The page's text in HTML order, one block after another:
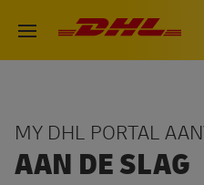
Open menu
AAN DE SLAG
MY DHL PORTAL